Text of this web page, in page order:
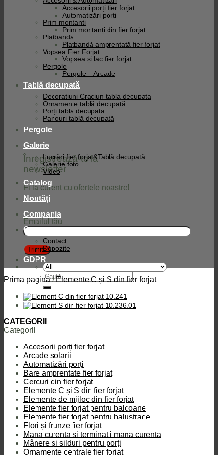
Înregistrează-te la
newsletter
Fi la curent cu ofertele noastre!
Emailul tău
Caută
după:
Accesorii porți fier forjat
Automatizări porți
Prim montanti
Prim montanți din fier forjat
Platbanda
Platbandă amprentată fier forjat
Vopsea Fier Forjat
Vopsea și lac fier forjat
Pergole
Pergole – Arcade
Tablă decupată
Decoratiuni Craciun tabla decupata
Ornamente tablă decupată
Porți tablă decupată
Panouri tablă decupată
Pergole
Galerie
Lucrări fier forjat&Tablă decupată
Galerie foto
Video
Catalog
Noutăți
Compania
Contact
Contact
Depozite
GDPR
Prima pagină / Elemente C și S din fier forjat
CATEGORII
Categorii
Accesorii porți fier forjat
Arcade solarii
Automatizări porți
Bare amprentate fier forjat
Cercuri din fier forjat
Elemente C și S din fier forjat
Elemente de mijloc din fier forjat
Elemente fier forjat pentru balcoane
Elemente fier forjat pentru balustrade
Flori și frunze fier forjat
Mana curenta si terminatii mana curenta
Mânere și silduri pentru porți
Ornamente centrale fier forjat